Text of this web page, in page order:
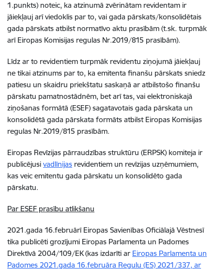
1.punkts) noteic, ka atzinumā zvērinātam revidentam ir
jāiekļauj arī viedoklis par to, vai gada pārskats/konsolidētais
gada pārskats atbilst normatīvo aktu prasībām (t.sk. turpmāk
arī Eiropas Komisijas regulas Nr.2019/815 prasībām).
Līdz ar to revidentiem turpmāk revidentu ziņojumā jāiekļauj
ne tikai atzinums par to, ka emitenta finanšu pārskats sniedz
patiesu un skaidru priekštatu saskaņā ar atbilstošo finanšu
pārskatu pamatnostādnēm, bet arī tas, vai elektroniskajā
ziņošanas formātā (ESEF) sagatavotais gada pārskata un
konsolidētā gada pārskata formāts atbilst Eiropas Komisijas
regulas Nr.2019/815 prasībām.
Eiropas Revīzijas pārraudzības struktūru (ERPSK) komiteja ir
publicējusi vadlīnijas revidentiem un revīzijas uzņēmumiem,
kas veic emitentu gada pārskatu un konsolidēto gada
pārskatu.
Par ESEF prasību atlikšanu
2021.gada 16.februārī Eiropas Savienības Oficiālajā Vēstnesī
tika publicēti grozījumi Eiropas Parlamenta un Padomes
Direktīvā 2004/109/EK (kas izdarīti ar Eiropas Parlamenta un
Padomes 2021.gada 16.februāra Regulu (ES) 2021/337, ar